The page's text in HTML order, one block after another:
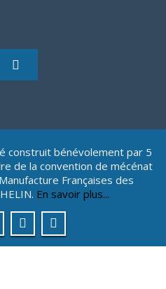
construit bénévolement par 5
de la convention de mécénat
Françaises des
En savoir plus...